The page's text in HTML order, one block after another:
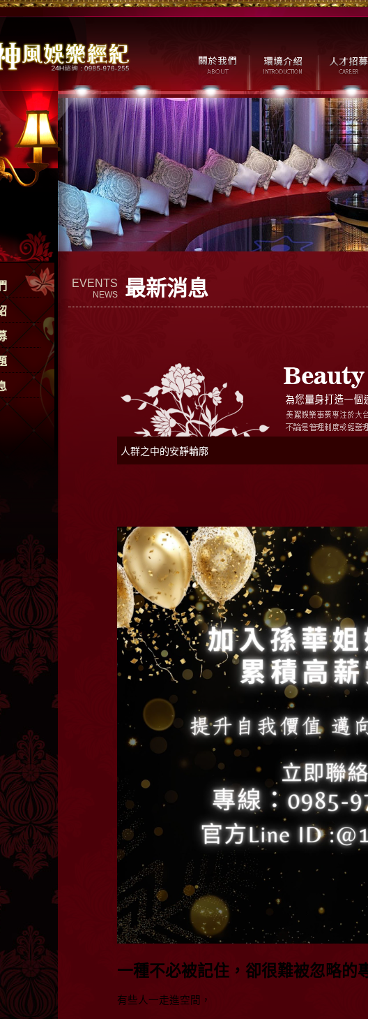
EVENTS
NEWS 最新消息
人群之中的安靜輪廓
一種不必被記住，卻很難被忽略的
有些人一走進空間，